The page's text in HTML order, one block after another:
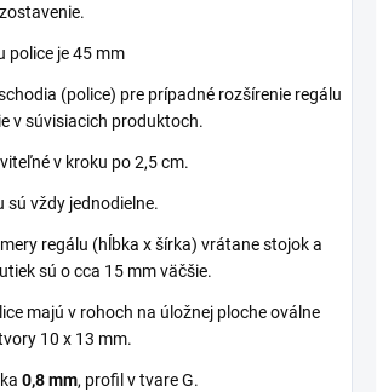
police je 45 mm
(police) pre prípadné rozšírenie regálu
v súvisiacich produktoch.
v kroku po 2,5 cm.
sú vždy jednodielne.
regálu (hĺbka x šírka) vrátane stojok a
sú o cca 15 mm väčšie.
majú v rohoch na úložnej ploche oválne
10 x 13 mm.
0,8 mm, profil v tvare G.